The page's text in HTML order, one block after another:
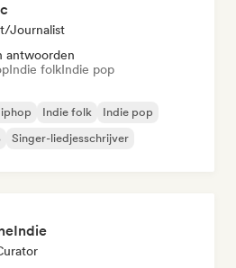
Journalist
antwoorden
Indie folkIndie pop
Indie folk
Indie pop
Singer-liedjesschrijver